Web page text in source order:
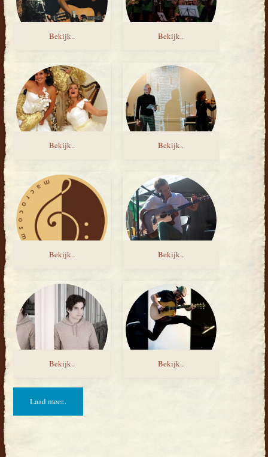
Bekijk.. Bekijk..
Bekijk.. Bekijk..
Bekijk.. Bekijk..
Bekijk.. Bekijk..
Laad meer..